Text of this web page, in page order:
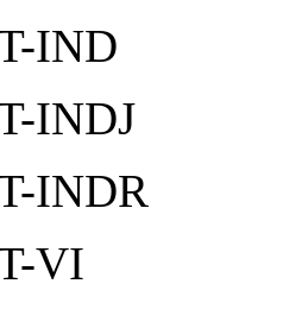
IND
INDJ
INDR
VI